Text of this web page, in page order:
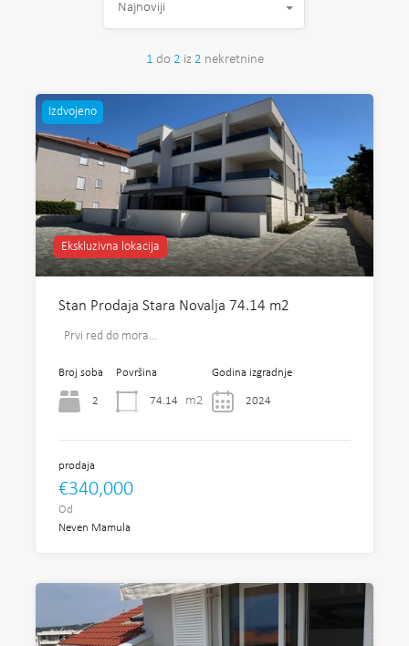
1 do 2 iz 2 nekretnine
Najnoviji
Izdvojeno
Ekskluzivna lokacija
Stan Prodaja Stara Novalja 74.14 m2
Prvi red do mora…
Broj soba
2
Površina
74.14 m2
Godina izgradnje
2024
prodaja
€340,000
Od
Neven Mamula